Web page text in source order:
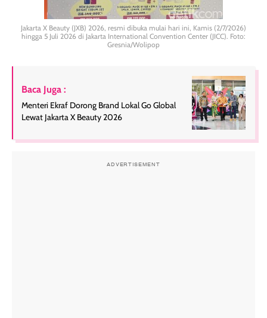
Jakarta X Beauty (JXB) 2026, resmi dibuka mulai hari ini, Kamis (2/7/2026)
hingga 5 Juli 2026 di Jakarta International Convention Center (JICC). Foto:
Gresnia/Wolipop
Baca Juga :
Menteri Ekraf Dorong Brand Lokal Go Global
Lewat Jakarta X Beauty 2026
ADVERTISEMENT